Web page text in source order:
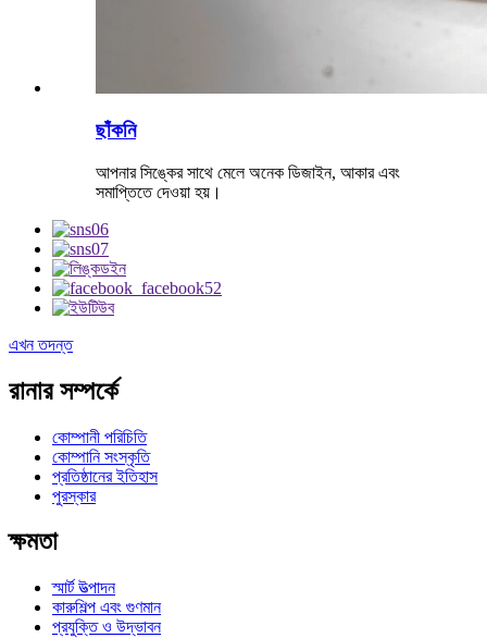
ছাঁকনি
আপনার সিঙ্কের সাথে মেলে অনেক ডিজাইন, আকার এবং
সমাপ্তিতে দেওয়া হয়।
এখন তদন্ত
রানার সম্পর্কে
কোম্পানী পরিচিতি
কোম্পানি সংস্কৃতি
প্রতিষ্ঠানের ইতিহাস
পুরস্কার
ক্ষমতা
স্মার্ট উত্পাদন
কারুশিল্প এবং গুণমান
প্রযুক্তি ও উদ্ভাবন